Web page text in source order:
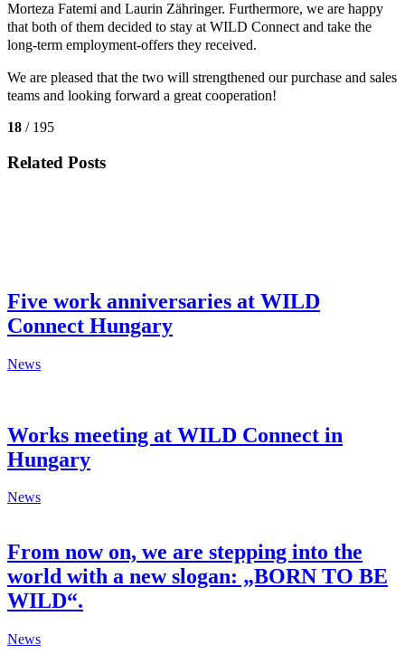
Morteza Fatemi and Laurin Zähringer. Furthermore, we are happy
that both of them decided to stay at WILD Connect and take the
long-term employment-offers they received.
We are pleased that the two will strengthened our purchase and sales
teams and looking forward a great cooperation!
18 / 195
Related Posts
Five work anniversaries at WILD
Connect Hungary
News
Works meeting at WILD Connect in
Hungary
News
From now on, we are stepping into the
world with a new slogan: „BORN TO BE
WILD“.
News